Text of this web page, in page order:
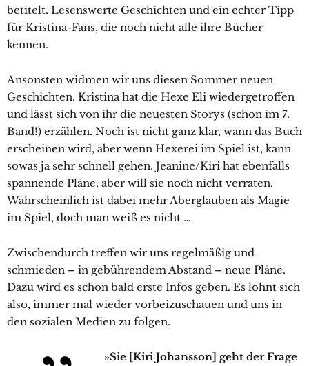
betitelt. Lesenswerte Geschichten und ein echter Tipp
für Kristina-Fans, die noch nicht alle ihre Bücher
kennen.
Ansonsten widmen wir uns diesen Sommer neuen
Geschichten. Kristina hat die Hexe Eli wiedergetroffen
und lässt sich von ihr die neuesten Storys (schon im 7.
Band!) erzählen. Noch ist nicht ganz klar, wann das Buch
erscheinen wird, aber wenn Hexerei im Spiel ist, kann
sowas ja sehr schnell gehen. Jeanine/Kiri hat ebenfalls
spannende Pläne, aber will sie noch nicht verraten.
Wahrscheinlich ist dabei mehr Aberglauben als Magie
im Spiel, doch man weiß es nicht …
Zwischendurch treffen wir uns regelmäßig und
schmieden – in gebührendem Abstand – neue Pläne.
Dazu wird es schon bald erste Infos geben. Es lohnt sich
also, immer mal wieder vorbeizuschauen und uns in
den sozialen Medien zu folgen.
»Sie [Kiri Johansson] geht der Frage